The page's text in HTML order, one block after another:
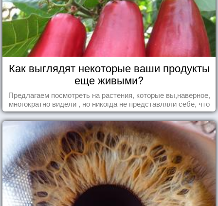
Как выглядят некоторые ваши продукты
еще живыми?
Предлагаем посмотреть на растения, которые вы,наверное,
многократно видели , но никогда не представляли себе, что
употребляете их в пищу.